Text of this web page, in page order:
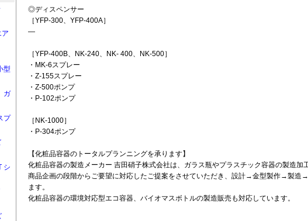
◎ディスペンサー
［YFP-300、YFP-400A］
―
［YFP-400B、NK-240、NK- 400、NK-500］
・MK-6スプレー
・Z-155スプレー
・Z-500ポンプ
・P-102ポンプ
［NK-1000］
・P-304ポンプ
【化粧品容器のトータルプランニングを承ります】
化粧品容器の製造メーカー 吉田硝子株式会社は、ガラス瓶やプラスチック容器の製造加
商品企画の段階からご要望に対応したご提案をさせていただき、設計→金型製作→製
ます。
化粧品容器の環境対応型エコ容器、バイオマスボトルの製造販売も対応しています。
型
ガ
プ
シ